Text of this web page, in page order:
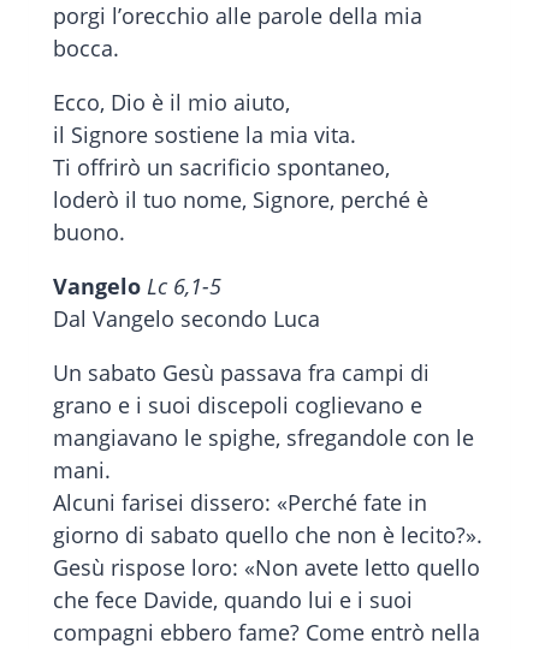
porgi l’orecchio alle parole della mia
bocca.
Ecco, Dio è il mio aiuto,
il Signore sostiene la mia vita.
Ti offrirò un sacrificio spontaneo,
loderò il tuo nome, Signore, perché è
buono.
Vangelo Lc 6,1-5
Dal Vangelo secondo Luca
Un sabato Gesù passava fra campi di
grano e i suoi discepoli coglievano e
mangiavano le spighe, sfregandole con le
mani.
Alcuni farisei dissero: «Perché fate in
giorno di sabato quello che non è lecito?».
Gesù rispose loro: «Non avete letto quello
che fece Davide, quando lui e i suoi
compagni ebbero fame? Come entrò nella